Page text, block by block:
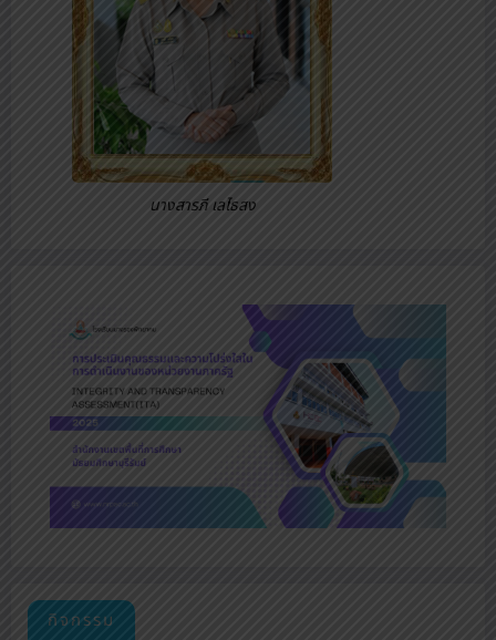
นางสารภี เลไธสง
กิจกรรม